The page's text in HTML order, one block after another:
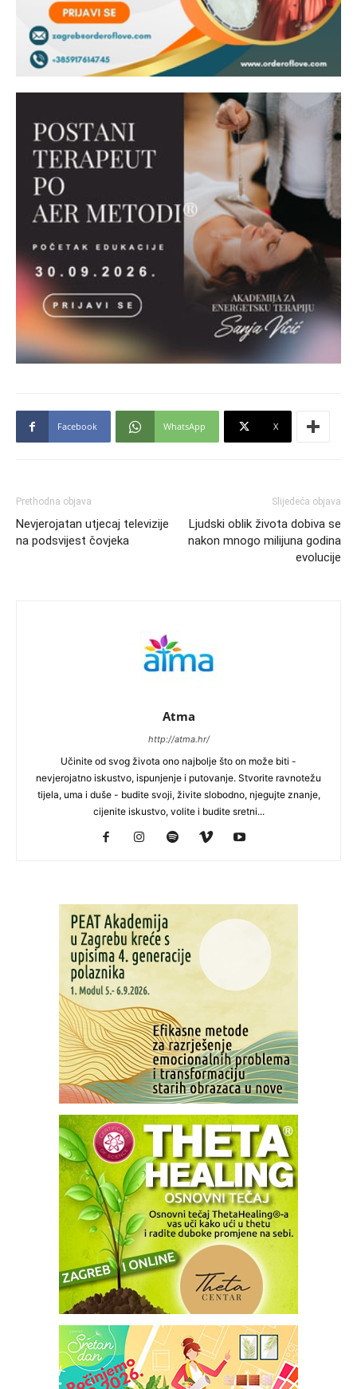
Facebook WhatsApp X
Prethodna objava
Nevjerojatan utjecaj televizije
na podsvijest čovjeka
Slijedeća objava
Ljudski oblik života dobiva se
nakon mnogo milijuna godina
evolucije
Atma
http://atma.hr/
Učinite od svog života ono najbolje što on može biti -
nevjerojatno iskustvo, ispunjenje i putovanje. Stvorite ravnotežu
tijela, uma i duše - budite svoji, živite slobodno, njegujte znanje,
cijenite iskustvo, volite i budite sretni...